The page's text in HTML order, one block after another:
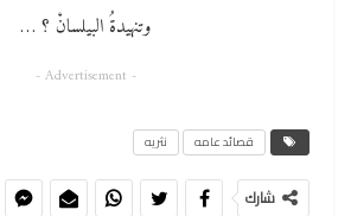
وتنهيدةُ البيلسانْ ؟ …
- Advertisement -
قصائد عامه نثريه
شارك